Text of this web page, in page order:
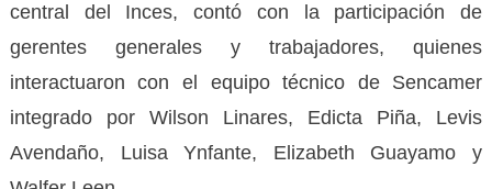
central del Inces, contó con la participación de
gerentes generales y trabajadores, quienes
interactuaron con el equipo técnico de Sencamer
integrado por Wilson Linares, Edicta Piña, Levis
Avendaño, Luisa Ynfante, Elizabeth Guayamo y